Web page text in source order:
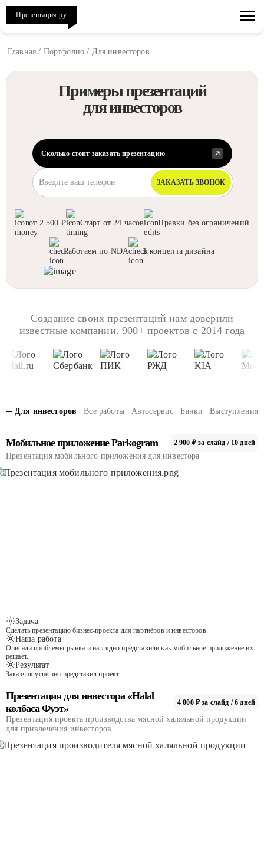
Презентация.ру
Главная / Портфолио / Для инвесторов
Примеры презентаций
для инвесторов
Сколько стоит заказать презентацию
ЗАКАЗАТЬ ЗВОНОК
от 2 500 ₽ Старт от 24 часов Правки без ограничений
Работаем по NDA 2 концепта дизайна
Создание своих презентаций нам доверили
известные компании. 900+ проектов с 2014 года
Для инвесторов Все работы Автосервис Банки Выступления
Мобильное приложение Рarkogram 2 900 ₽ за слайд / 10 дней
Презентация мобильного приложения для инвестора
Задача
Сделать презентацию бизнес-проекта для партнёров и инвесторов.
Наша работа
Описали проблемы рынка и наглядно представили как мобильное приложение их
решает.
Результат
Заказчик успешно представил проект.
Презентация для инвестора «Halal
колбаса Фуэт»
4 000 ₽ за слайд / 6 дней
Презентация проекта производства мясной халяльной продукции
для привлечения инвесторов